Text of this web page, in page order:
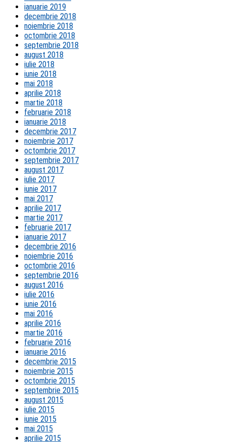
ianuarie 2019
decembrie 2018
noiembrie 2018
octombrie 2018
septembrie 2018
august 2018
iulie 2018
iunie 2018
mai 2018
aprilie 2018
martie 2018
februarie 2018
ianuarie 2018
decembrie 2017
noiembrie 2017
octombrie 2017
septembrie 2017
august 2017
iulie 2017
iunie 2017
mai 2017
aprilie 2017
martie 2017
februarie 2017
ianuarie 2017
decembrie 2016
noiembrie 2016
octombrie 2016
septembrie 2016
august 2016
iulie 2016
iunie 2016
mai 2016
aprilie 2016
martie 2016
februarie 2016
ianuarie 2016
decembrie 2015
noiembrie 2015
octombrie 2015
septembrie 2015
august 2015
iulie 2015
iunie 2015
mai 2015
aprilie 2015